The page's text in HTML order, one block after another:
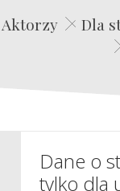
Aktorzy Dla
Dane o
tylko dla